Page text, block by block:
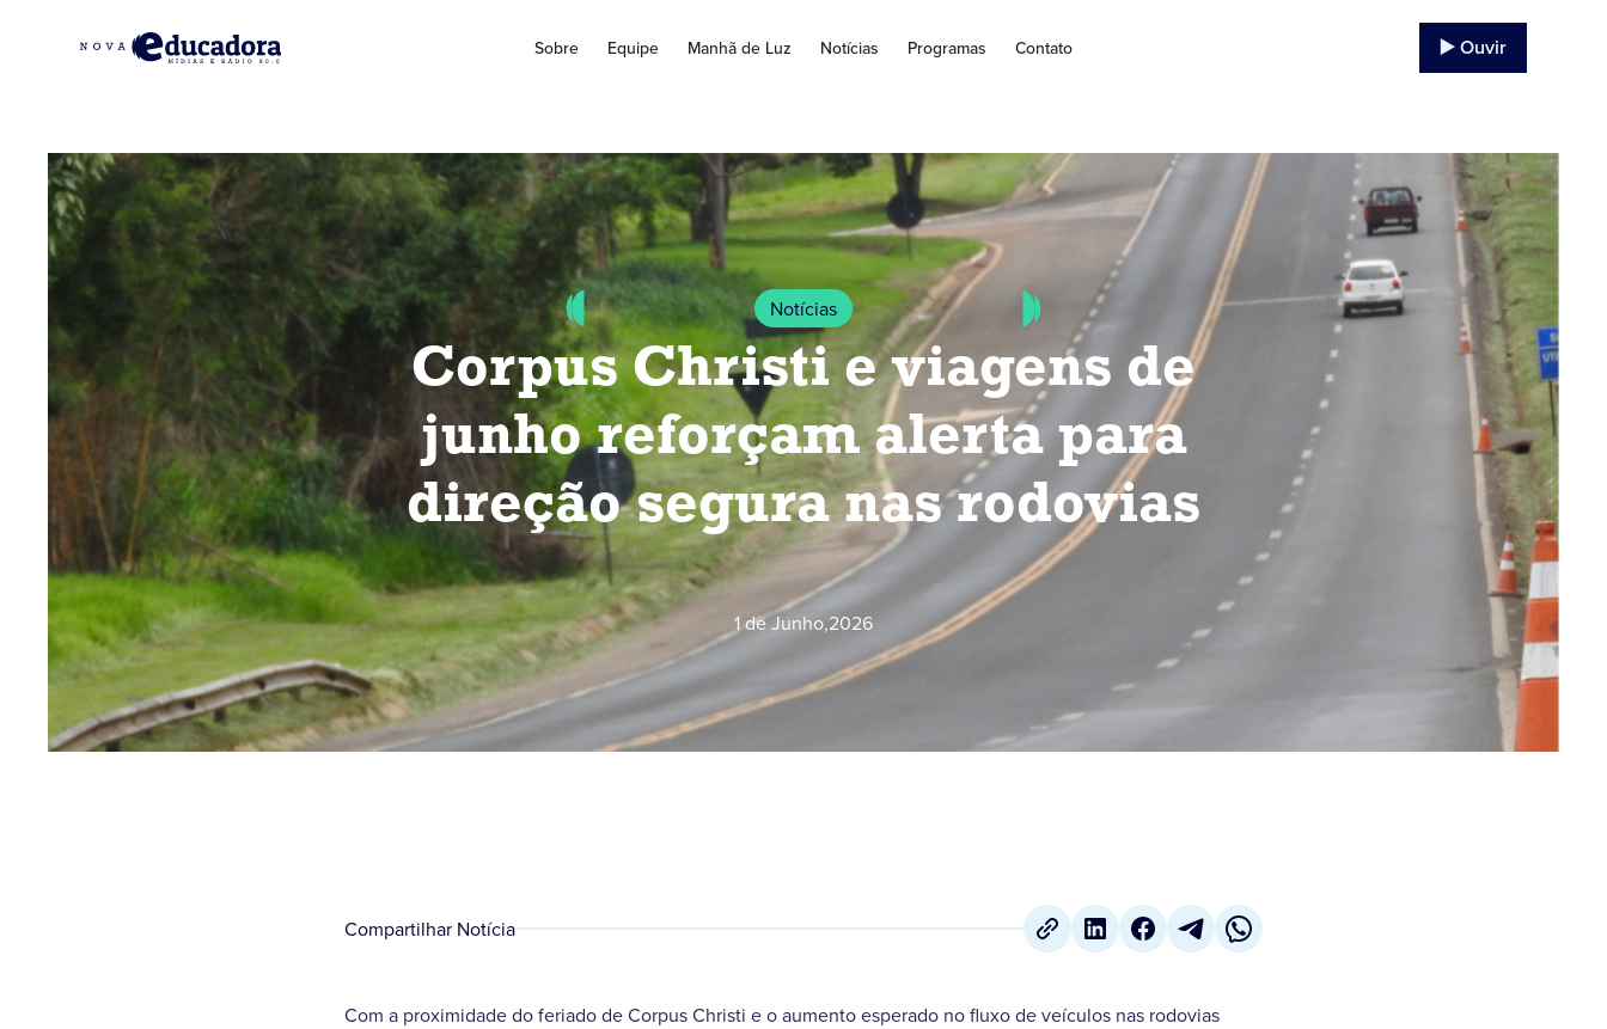
Sobre Equipe Manhã de Luz Notícias Programas Contato ▶️ Ouvir
Notícias
Corpus Christi e viagens de
junho reforçam alerta para
direção segura nas rodovias
1 de Junho,2026
Compartilhar Notícia
Com a proximidade do feriado de Corpus Christi e o aumento esperado no fluxo de veículos nas rodovias